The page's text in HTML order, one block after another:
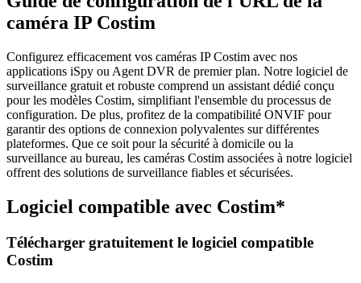
caméra IP Costim
Configurez efficacement vos caméras IP Costim avec nos
applications iSpy ou Agent DVR de premier plan. Notre logiciel de
surveillance gratuit et robuste comprend un assistant dédié conçu
pour les modèles Costim, simplifiant l'ensemble du processus de
configuration. De plus, profitez de la compatibilité ONVIF pour
garantir des options de connexion polyvalentes sur différentes
plateformes. Que ce soit pour la sécurité à domicile ou la
surveillance au bureau, les caméras Costim associées à notre logiciel
offrent des solutions de surveillance fiables et sécurisées.
Logiciel compatible avec Costim*
Télécharger gratuitement le logiciel compatible
Costim